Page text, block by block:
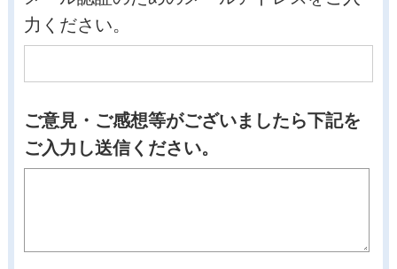
力ください。
ご意見・ご感想等がございましたら下記を
ご入力し送信ください。